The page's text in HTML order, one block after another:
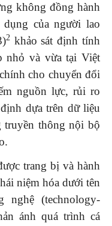
không đồng hành
của người lao
2khảo sát định tính
nhỏ và vừa tại Việt
cho chuyển đổi
nguồn lực, rủi ro
dựa trên dữ liệu
truyền thông nội bộ
trang bị và hành
niệm hóa dưới tên
(technology-
ánh quá trình cá